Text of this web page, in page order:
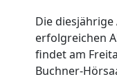
Die
erfolgreichen
findet am
Buchner-